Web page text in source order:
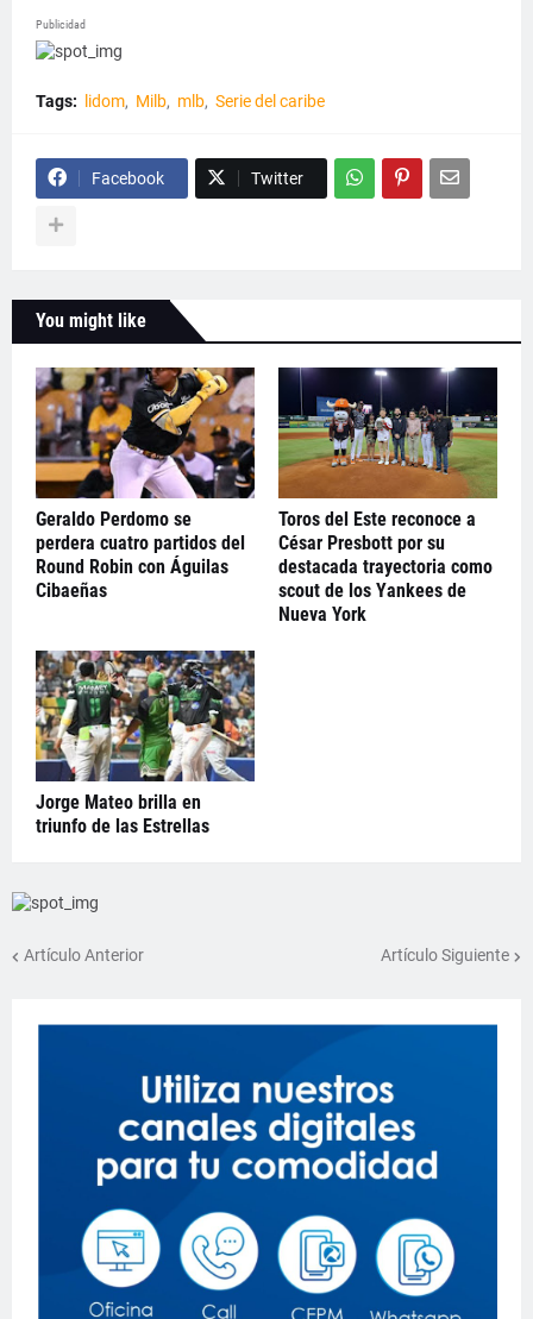
Publicidad
Tags: lidom Milb mlb Serie del caribe
Facebook Twitter
You might like
Geraldo Perdomo se
perdera cuatro partidos del
Round Robin con Águilas
Cibaeñas
Toros del Este reconoce a
César Presbott por su
destacada trayectoria como
scout de los Yankees de
Nueva York
Jorge Mateo brilla en
triunfo de las Estrellas
Artículo Anterior Artículo Siguiente